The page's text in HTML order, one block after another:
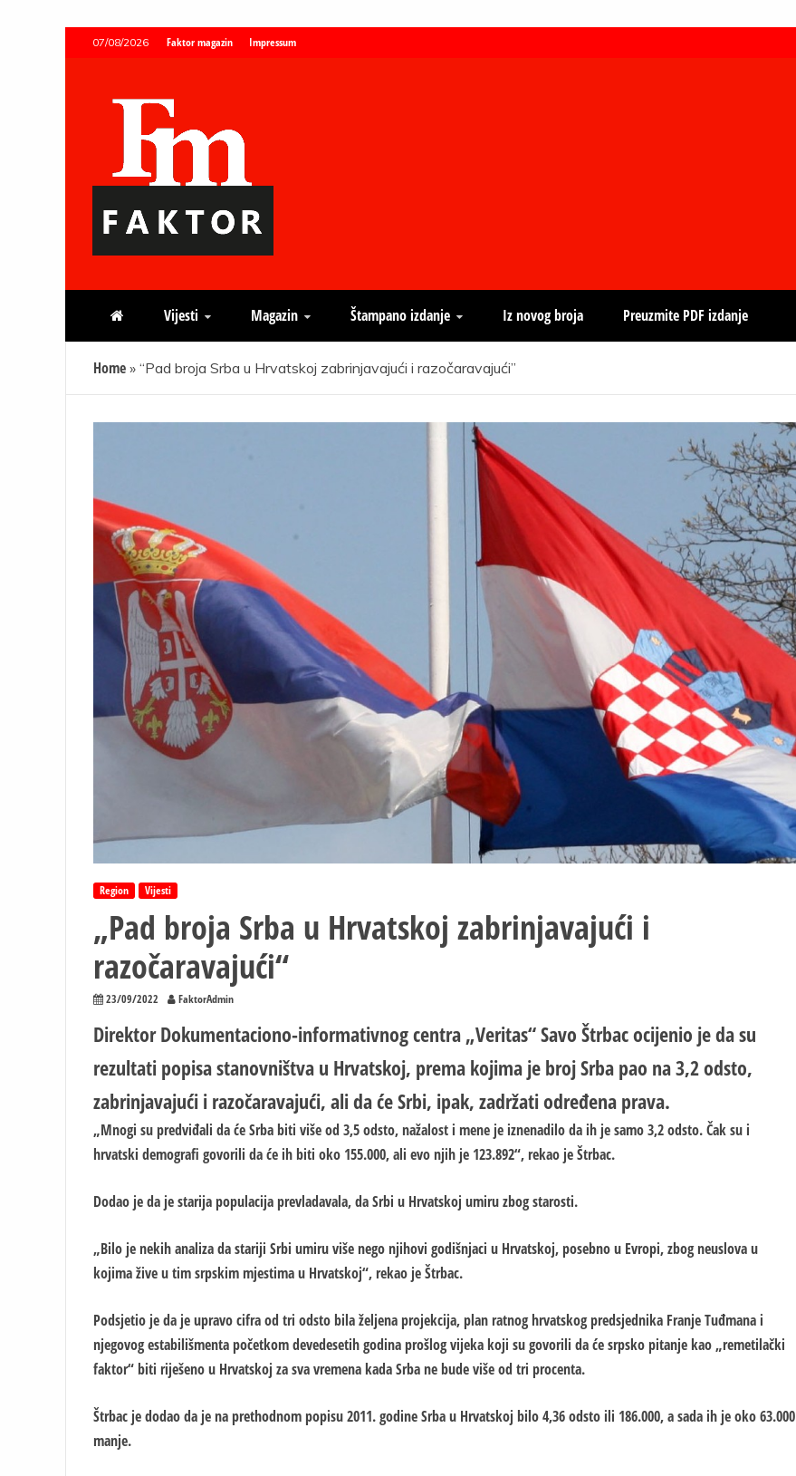
07/08/2026 Faktor magazin Impressum
Faktor magazin
Vijesti Magazin Štampano izdanje Iz novog broja Preuzmite PDF izdanje
Home » “Pad broja Srba u Hrvatskoj zabrinjavajući i razočaravajući”
Region Vijesti
„Pad broja Srba u Hrvatskoj zabrinjavajući i
razočaravajući“
23/09/2022 FaktorAdmin
Direktor Dokumentaciono-informativnog centra „Veritas“ Savo Štrbac ocijenio je da su
rezultati popisa stanovništva u Hrvatskoj, prema kojima je broj Srba pao na 3,2 odsto,
zabrinjavajući i razočaravajući, ali da će Srbi, ipak, zadržati određena prava.
„Mnogi su predviđali da će Srba biti više od 3,5 odsto, nažalost i mene je iznenadilo da ih je samo 3,2 odsto. Čak su i
hrvatski demografi govorili da će ih biti oko 155.000, ali evo njih je 123.892“, rekao je Štrbac.
Dodao je da je starija populacija prevladavala, da Srbi u Hrvatskoj umiru zbog starosti.
„Bilo je nekih analiza da stariji Srbi umiru više nego njihovi godišnjaci u Hrvatskoj, posebno u Evropi, zbog neuslova u
kojima žive u tim srpskim mjestima u Hrvatskoj“, rekao je Štrbac.
Podsjetio je da je upravo cifra od tri odsto bila željena projekcija, plan ratnog hrvatskog predsjednika Franje Tuđmana i
njegovog estabilišmenta početkom devedesetih godina prošlog vijeka koji su govorili da će srpsko pitanje kao „remetilački
faktor“ biti riješeno u Hrvatskoj za sva vremena kada Srba ne bude više od tri procenta.
Štrbac je dodao da je na prethodnom popisu 2011. godine Srba u Hrvatskoj bilo 4,36 odsto ili 186.000, a sada ih je oko 63.000
manje.